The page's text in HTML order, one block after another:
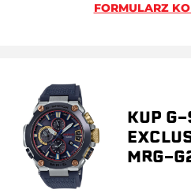
FORMULARZ
KUP
MRG-